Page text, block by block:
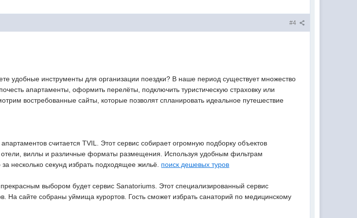
#4
удобные инструменты для организации поездки? В наше период существует множество
апартаменты, оформить перелёты, подключить туристическую страховку или
востребованные сайты, которые позволят спланировать идеальное путешествие
считается TVIL. Этот сервис собирает огромную подборку объектов
отели, виллы и различные форматы размещения. Используя удобным фильтрам
несколько секунд избрать подходящее жильё. поиск дешевых туров
выбором будет сервис Sanatoriums. Этот специализированный сервис
На сайте собраны уймища курортов. Гость сможет избрать санаторий по медицинскому